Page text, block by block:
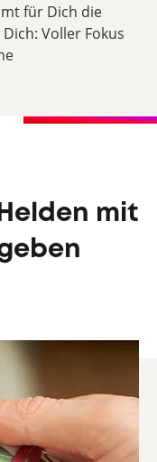
für Dich die
Voller Fokus
mit